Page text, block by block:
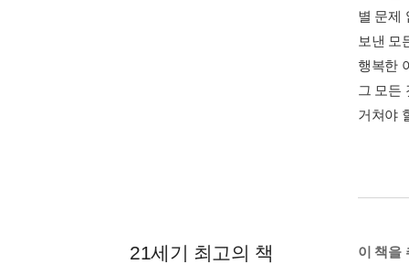
별 문제
보낸 모
행복한
그 모든
거쳐야
21세기 최고의 책 이 책을